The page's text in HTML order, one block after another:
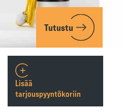
Tutustu
Lisää
tarjouspyyntökoriin